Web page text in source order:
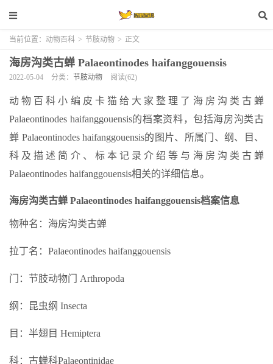
当前位置： 动物百科 > 节肢动物 > 正文
海房沟类古蝉 Palaeontinodes haifanggouensis
2022-05-04 分类： 节肢动物 阅读(62)
动物百科小编皮卡猫给大家整理了海房沟类古蝉
Palaeontinodes haifanggouensis的档案资料，包括海房沟类古
蝉 Palaeontinodes haifanggouensis的图片、所属门、纲、目、
科及描述简介、标本记录介绍等与海房沟类古蝉
Palaeontinodes haifanggouensis相关的详细信息。
海房沟类古蝉 Palaeontinodes haifanggouensis档案信息
物种名：海房沟类古蝉
拉丁名：Palaeontinodes haifanggouensis
门：节肢动物门 Arthropoda
纲：昆虫纲 Insecta
目：半翅目 Hemiptera
科：古蝉科Palaeontinidae